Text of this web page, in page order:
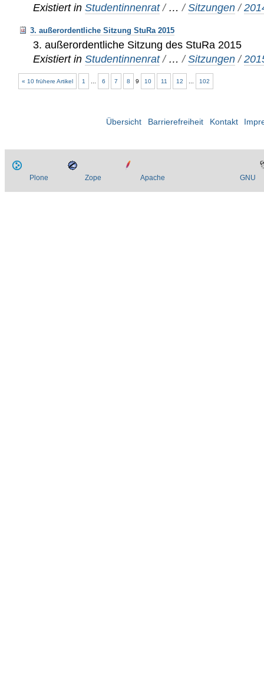
Existiert in Studentinnenrat / …/Sitzungen /
3. außerordentliche Sitzung StuRa 2015
3. außerordentliche Sitzung des StuRa 2015
Existiert in Studentinnenrat / …/Sitzungen /
« 10 frühere Artikel 1 6 7 8 9 10 11 12 102
Übersicht Barrierefreiheit Kontakt
Plone Zope Apache GNU